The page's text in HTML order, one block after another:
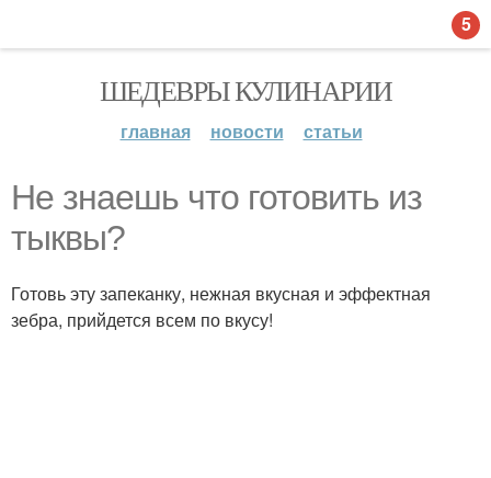
ШЕДЕВРЫ КУЛИНАРИИ
главная новости статьи
Не знаешь что готовить из
тыквы?
Готовь эту запеканку, нежная вкусная и эффектная
зебра, прийдется всем по вкусу!
5